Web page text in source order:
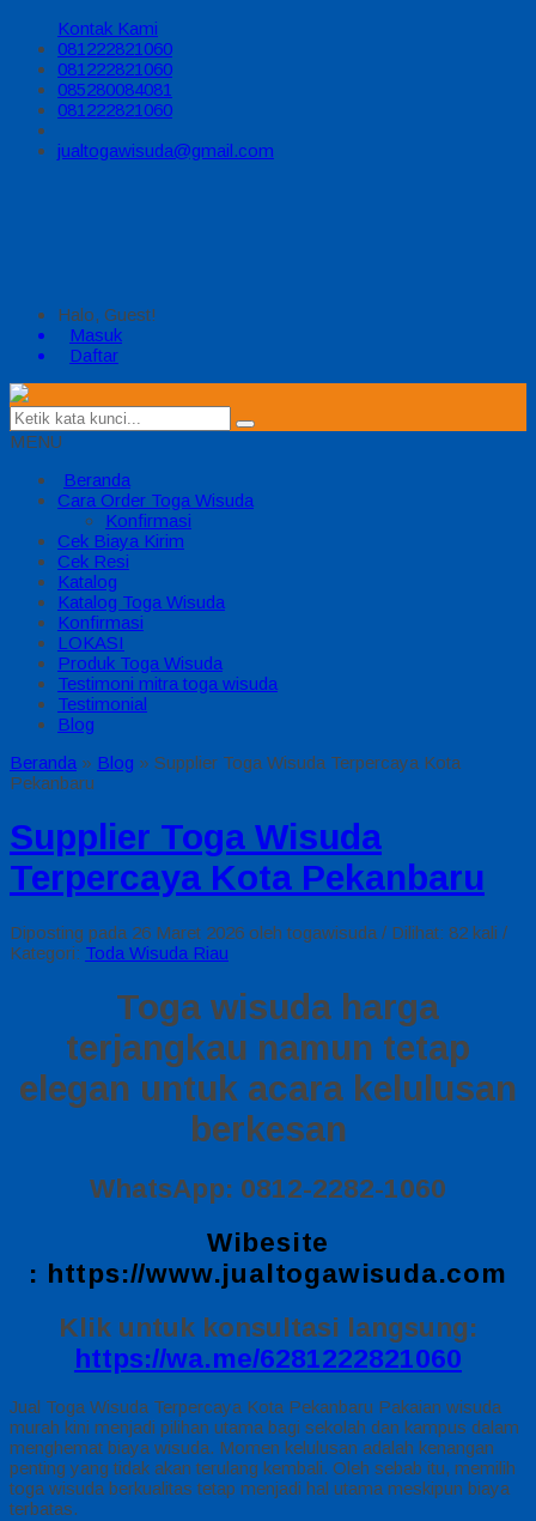
Kontak Kami
081222821060
081222821060
085280084081
081222821060
jualtogawisuda@gmail.com
Halo, Guest!
Masuk
Daftar
MENU
Beranda
Cara Order Toga Wisuda
Konfirmasi
Cek Biaya Kirim
Cek Resi
Katalog
Katalog Toga Wisuda
Konfirmasi
LOKASI
Produk Toga Wisuda
Testimoni mitra toga wisuda
Testimonial
Blog
Beranda » Blog » Supplier Toga Wisuda Terpercaya Kota
Pekanbaru
Supplier Toga Wisuda
Terpercaya Kota Pekanbaru
Diposting pada 26 Maret 2026 oleh togawisuda / Dilihat: 82 kali /
Kategori: Toda Wisuda Riau
Toga wisuda harga
terjangkau namun tetap
elegan untuk acara kelulusan
berkesan
WhatsApp: 0812-2282-1060
Wibesite
: https://www.jualtogawisuda.com
Klik untuk konsultasi langsung:
https://wa.me/6281222821060
Jual Toga Wisuda Terpercaya Kota Pekanbaru Pakaian wisuda
murah kini menjadi pilihan utama bagi sekolah dan kampus dalam
menghemat biaya wisuda. Momen kelulusan adalah kenangan
penting yang tidak akan terulang kembali. Oleh sebab itu, memilih
toga wisuda berkualitas tetap menjadi hal utama meskipun biaya
terbatas.